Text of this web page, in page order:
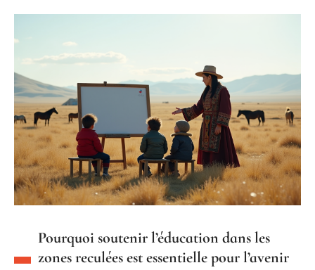
Pourquoi soutenir l’éducation dans les
zones reculées est essentielle pour l’avenir